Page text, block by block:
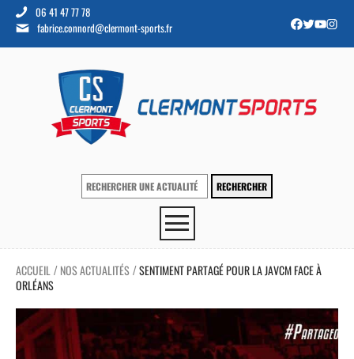
06 41 47 77 78
fabrice.connord@clermont-sports.fr
ACCUEIL / NOS ACTUALITÉS /SENTIMENT PARTAGÉ POUR LA JAVCM FACE À
ORLÉANS